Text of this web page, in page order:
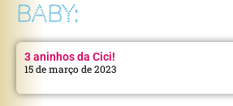
BABY:
3 aninhos da Cici!
15 de março de 2023